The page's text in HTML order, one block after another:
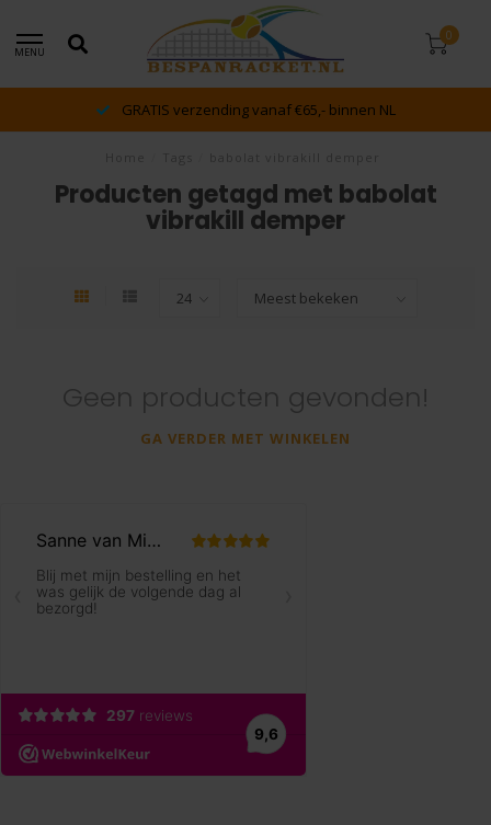
MENU
0
GRATIS verzending vanaf €65,- binnen NL
Producten getagd met babolat
vibrakill demper
Geen producten gevonden!
GA VERDER MET WINKELEN